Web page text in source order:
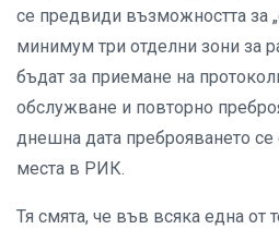
се предвиди възможността за
минимум три отделни зони за
бъдат за приемане на
обслужване и повторно
днешна дата преброяването се
места в РИК.
Тя смята, че във всяка една от